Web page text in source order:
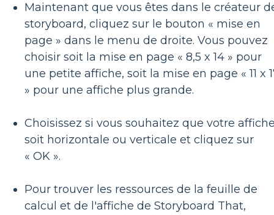
Maintenant que vous êtes dans le créateur
storyboard, cliquez sur le bouton « mise en
page » dans le menu de droite. Vous pouvez
choisir soit la mise en page « 8,5 x 14 » pour
une petite affiche, soit la mise en page « 11 x
» pour une affiche plus grande.
Choisissez si vous souhaitez que votre
soit horizontale ou verticale et cliquez sur
« OK ».
Pour trouver les ressources de la feuille de
calcul et de l'affiche de Storyboard That,